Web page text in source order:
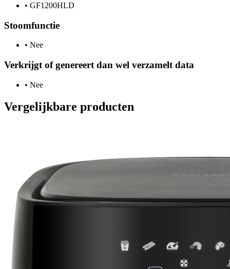
• GF1200HLD
Stoomfunctie
• Nee
Verkrijgt of genereert dan wel verzamelt data
• Nee
Vergelijkbare producten